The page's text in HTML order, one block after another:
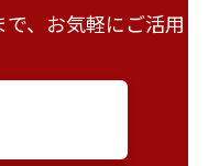
、お気軽にご活用